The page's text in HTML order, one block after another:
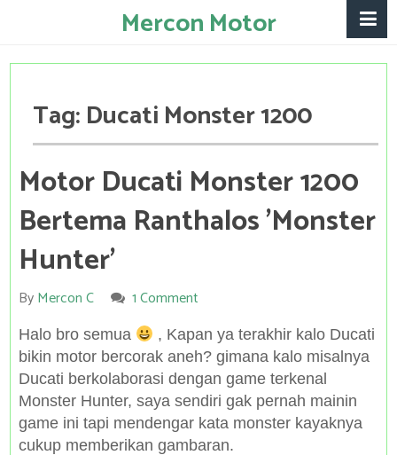
Mercon Motor
Tag:Ducati Monster 1200
Motor Ducati Monster 1200
Bertema Ranthalos 'Monster
Hunter'
ByMercon C 1 Comment
Halo bro semua
, Kapan ya terakhir kalo Ducati
bikin motor bercorak aneh? gimana kalo misalnya
Ducati berkolaborasi dengan game terkenal
Monster Hunter, saya sendiri gak pernah mainin
game ini tapi mendengar kata monster kayaknya
cukup memberikan gambaran.